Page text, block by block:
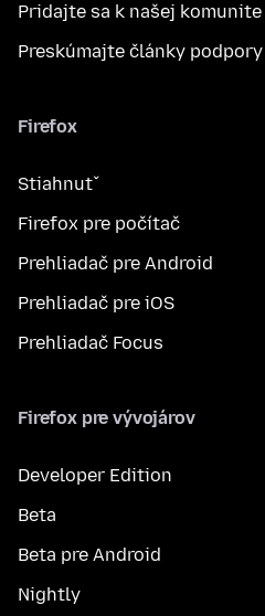
Pridajte sa k našej komunite
Preskúmajte články podpory
Firefox
Stiahnuť
Firefox pre počítač
Prehliadač pre Android
Prehliadač pre iOS
Prehliadač Focus
Firefox pre vývojárov
Developer Edition
Beta
Beta pre Android
Nightly